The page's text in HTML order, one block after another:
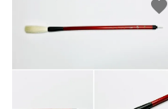
favorite